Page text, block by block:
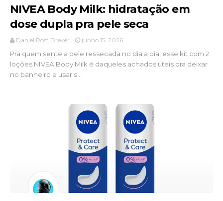
NIVEA Body Milk: hidratação em
dose dupla pra pele seca
Daniel Rost Dreyer junho 15, 2026
Pra quem sente a pele ressecada no dia a dia, esse kit com 2
loções NIVEA Body Milk é daqueles achados úteis pra deixar
no banheiro e usar s...